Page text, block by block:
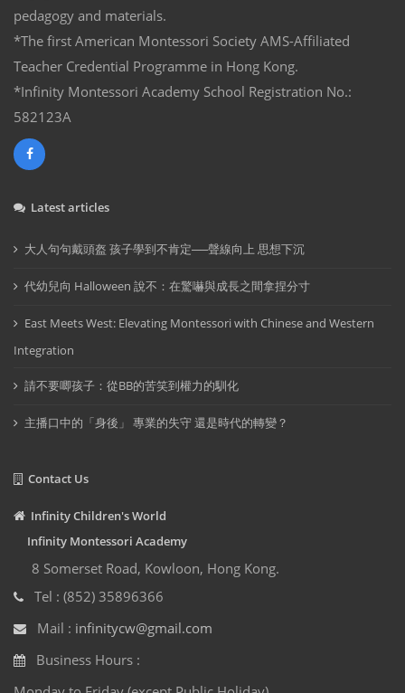
pedagogy and materials.
*The first American Montessori Society AMS-Affiliated
Teacher Credential Programme in Hong Kong.
*Infinity Montessori Academy School Registration No.:
582123A
Latest articles
大人句句戴頭盔 孩子學到不肯定──聲線向上 思想下沉
代幼兒向 Halloween 說不：在驚嚇與成長之間拿捏分寸
East Meets West: Elevating Montessori with Chinese and Western
Integration
請不要唧孩子：從BB的苦笑到權力的馴化
主播口中的「身後」 專業的失守 還是時代的轉變？
Contact Us
Infinity Children's World
Infinity Montessori Academy
8 Somerset Road, Kowloon, Hong Kong.
Tel : (852) 35896366
Mail : infinitycw@gmail.com
Business Hours :